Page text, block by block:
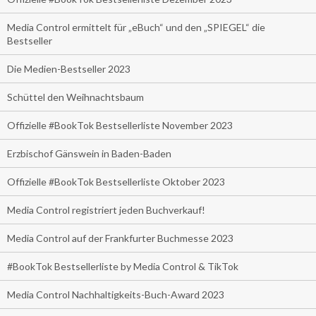
Media Control ermittelt für „eBuch“ und den „SPIEGEL“ die
Bestseller
Die Medien-Bestseller 2023
Schüttel den Weihnachtsbaum
Offizielle #BookTok Bestsellerliste November 2023
Erzbischof Gänswein in Baden-Baden
Offizielle #BookTok Bestsellerliste Oktober 2023
Media Control registriert jeden Buchverkauf!
Media Control auf der Frankfurter Buchmesse 2023
#BookTok Bestsellerliste by Media Control & TikTok
Media Control Nachhaltigkeits-Buch-Award 2023